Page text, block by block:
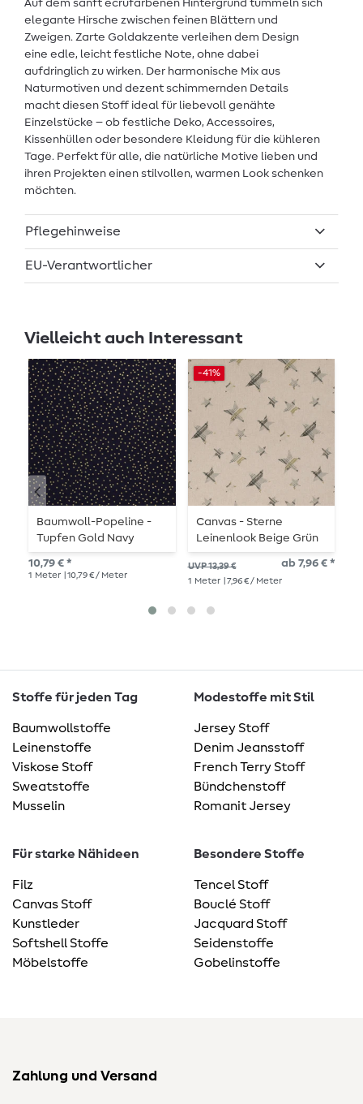
Auf dem sanft ecrufarbenen Hintergrund tummeln sich
elegante Hirsche zwischen feinen Blättern und
Zweigen. Zarte Goldakzente verleihen dem Design
eine edle, leicht festliche Note, ohne dabei
aufdringlich zu wirken. Der harmonische Mix aus
Naturmotiven und dezent schimmernden Details
macht diesen Stoff ideal für liebevoll genähte
Einzelstücke – ob festliche Deko, Accessoires,
Kissenhüllen oder besondere Kleidung für die kühleren
Tage. Perfekt für alle, die natürliche Motive lieben und
ihren Projekten einen stilvollen, warmen Look schenken
möchten.
Pflegehinweise
EU-Verantwortlicher
Vielleicht auch Interessant
Baumwoll-Popeline -
Tupfen Gold Navy
10,79 € *
1 Meter | 10,79 € / Meter
-41%
Canvas - Sterne
Leinenlook Beige Grün
UVP 13,39 € ab 7,96 € *
1 Meter | 7,96 € / Meter
Stoffe für jeden Tag
Baumwollstoffe
Leinenstoffe
Viskose Stoff
Sweatstoffe
Musselin
Modestoffe mit Stil
Jersey Stoff
Denim Jeansstoff
French Terry Stoff
Bündchenstoff
Romanit Jersey
Für starke Nähideen
Filz
Canvas Stoff
Kunstleder
Softshell Stoffe
Möbelstoffe
Besondere Stoffe
Tencel Stoff
Bouclé Stoff
Jacquard Stoff
Seidenstoffe
Gobelinstoffe
Zahlung und Versand